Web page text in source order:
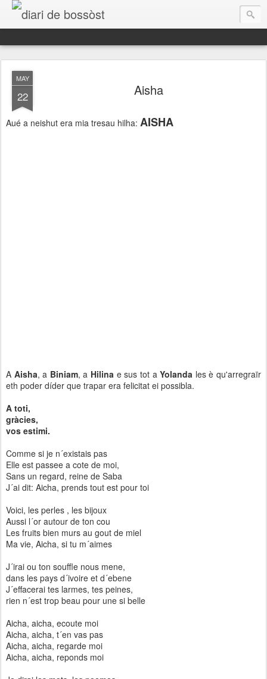
diari de bossòst
MAY
22 Aisha
Aué a neishut era mia tresau hilha: AISHA
A Aisha, a Biniam, a Hilina e sus tot aYolanda les è qu'arregraïr
eth poder díder que trapar era felicitat ei possibla.
A toti,
gràcies,
vos estimi.
Comme si je n´existais pas
Elle est passee a cote de moi,
Sans un regard, reine de Saba
J´ai dit: Aicha, prends tout est pour toi
Voici, les perles , les bijoux
Aussi l´or autour de ton cou
Les fruits bien murs au gout de miel
Ma vie, Aicha, si tu m´aimes
J´irai ou ton souffle nous mene,
dans les pays d´ivoire et d´ebene
J´effacerai tes larmes, tes peines,
rien n´est trop beau pour une si belle
Aicha, aicha, ecoute moi
Aicha, aicha, t´en vas pas
Aicha, aicha, regarde moi
Aicha, aicha, reponds moi